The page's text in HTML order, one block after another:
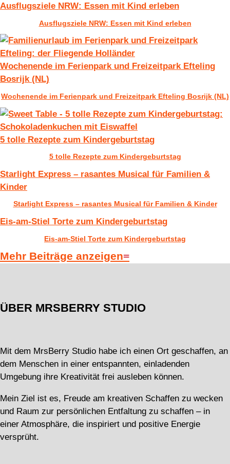
Ausflugsziele NRW: Essen mit Kind erleben
Ausflugsziele NRW: Essen mit Kind erleben
Wochenende im Ferienpark und Freizeitpark Efteling
Bosrijk (NL)
Wochenende im Ferienpark und Freizeitpark Efteling Bosrijk (NL)
5 tolle Rezepte zum Kindergeburtstag
5 tolle Rezepte zum Kindergeburtstag
Starlight Express – rasantes Musical für Familien &
Kinder
Starlight Express – rasantes Musical für Familien & Kinder
Eis-am-Stiel Torte zum Kindergeburtstag
Eis-am-Stiel Torte zum Kindergeburtstag
Mehr Beiträge anzeigen
ÜBER MRSBERRY STUDIO
Mit dem MrsBerry Studio habe ich einen Ort geschaffen, an
dem Menschen in einer entspannten, einladenden
Umgebung ihre Kreativität frei ausleben können.
Mein Ziel ist es, Freude am kreativen Schaffen zu wecken
und Raum zur persönlichen Entfaltung zu schaffen – in
einer Atmosphäre, die inspiriert und positive Energie
versprüht.